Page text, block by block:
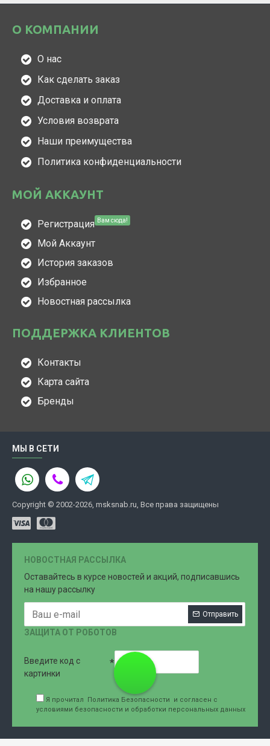
О КОМПАНИИ
О нас
Как сделать заказ
Доставка и оплата
Условия возврата
Наши преимущества
Политика конфиденциальности
МОЙ АККАУНТ
Регистрация Вам сюда!
Мой Аккаунт
История заказов
Избранное
Новостная рассылка
ПОДДЕРЖКА КЛИЕНТОВ
Контакты
Карта сайта
Бренды
МЫ В СЕТИ
Copyright © 2002-2026, msksnab.ru, Все права защищены
НОВОСТНАЯ РАССЫЛКА
Оставайтесь в курсе новостей и акций, подписавшись
на нашу рассылку
Отправить
ЗАЩИТА ОТ РОБОТОВ
Введите код с
картинки
Я прочитал Политика Безопасности
и согласен с
условиями безопасности и обработки персональных данных
707-76-